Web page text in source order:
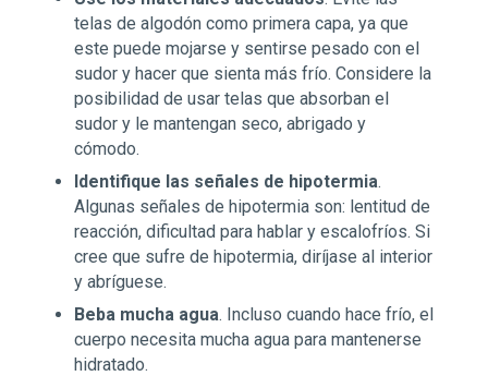
telas de algodón como primera capa, ya que
este puede mojarse y sentirse pesado con el
sudor y hacer que sienta más frío. Considere la
posibilidad de usar telas que absorban el
sudor y le mantengan seco, abrigado y
cómodo.
Identifique las señales de hipotermia.
Algunas señales de hipotermia son: lentitud de
reacción, dificultad para hablar y escalofríos. Si
cree que sufre de hipotermia, diríjase al interior
y abríguese.
Beba mucha agua. Incluso cuando hace frío, el
cuerpo necesita mucha agua para mantenerse
hidratado.